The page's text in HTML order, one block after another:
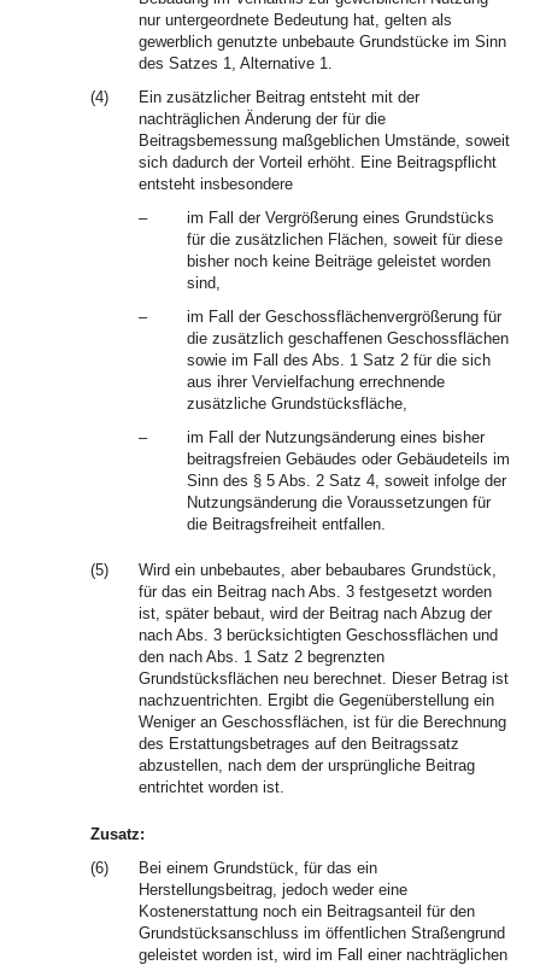
nur untergeordnete Bedeutung hat, gelten als
gewerblich genutzte unbebaute Grundstücke im Sinn
des Satzes 1, Alternative 1.
(4)
Ein zusätzlicher Beitrag entsteht mit der
nachträglichen Änderung der für die
Beitragsbemessung maßgeblichen Umstände, soweit
sich dadurch der Vorteil erhöht. Eine Beitragspflicht
entsteht insbesondere
–
im Fall der Vergrößerung eines Grundstücks
für die zusätzlichen Flächen, soweit für diese
bisher noch keine Beiträge geleistet worden
sind,
–
im Fall der Geschossflächenvergrößerung für
die zusätzlich geschaffenen Geschossflächen
sowie im Fall des Abs. 1 Satz 2 für die sich
aus ihrer Vervielfachung errechnende
zusätzliche Grundstücksfläche,
–
im Fall der Nutzungsänderung eines bisher
beitragsfreien Gebäudes oder Gebäudeteils im
Sinn des § 5 Abs. 2 Satz 4, soweit infolge der
Nutzungsänderung die Voraussetzungen für
die Beitragsfreiheit entfallen.
(5)
Wird ein unbebautes, aber bebaubares Grundstück,
für das ein Beitrag nach Abs. 3 festgesetzt worden
ist, später bebaut, wird der Beitrag nach Abzug der
nach Abs. 3 berücksichtigten Geschossflächen und
den nach Abs. 1 Satz 2 begrenzten
Grundstücksflächen neu berechnet. Dieser Betrag ist
nachzuentrichten. Ergibt die Gegenüberstellung ein
Weniger an Geschossflächen, ist für die Berechnung
des Erstattungsbetrages auf den Beitragssatz
abzustellen, nach dem der ursprüngliche Beitrag
entrichtet worden ist.
Zusatz:
(6)
Bei einem Grundstück, für das ein
Herstellungsbeitrag, jedoch weder eine
Kostenerstattung noch ein Beitragsanteil für den
Grundstücksanschluss im öffentlichen Straßengrund
geleistet worden ist, wird im Fall einer nachträglichen